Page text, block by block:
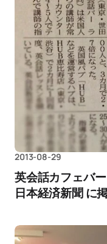
2013-08-29
英会話カフェバ
日本経済新聞 に